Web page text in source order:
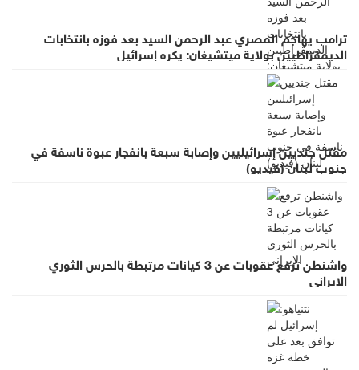
ترامب يهاجم المصري عبد الرحمن السيد بعد فوزه بانتخابات
الديمقراطيين بولاية ميتشيغان: يكره إسرائيل
مقتل جنديين إسرائيليين وإصابة سبعة بانفجار عبوة ناسفة في
جنوب لبنان (فيديو)
واشنطن ترفع عقوبات عن 3 كيانات مرتبطة بالحرس الثوري
الإيراني